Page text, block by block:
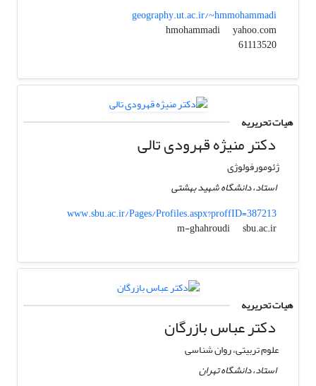
geography.ut.ac.ir/~hmmohammadi
hmohammadi
yahoo.com
61113520
هیات تحریریه
دکتر منیژه قهرودی تالی
ژئومورفولوژی
استاد، دانشگاه شهید بهشتی
www.sbu.ac.ir/Pages/Profiles.aspx?proffID=387213
m-ghahroudi
sbu.ac.ir
هیات تحریریه
دکتر عباس بازرگان
علوم تربیتی، روان شناسی
استاد، دانشگاه تهران